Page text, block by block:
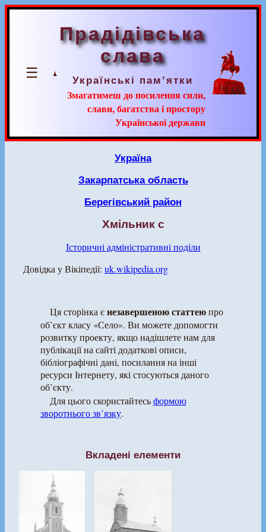
☰
Прадідівська
слава
Українські пам’ятки
Змагатимеш до посилення сили,
слави, багатства і простору
Української держави
Україна
Закарпатська область
Берегівський район
Хмільник с
Історичні адміністративні поділи
Довідка у Вікіпедії: uk.wikipedia.org
Ця сторінка єнезавершеною статтеюпро
об’єкт класу «Село». Ви можете допомогти
розвитку проекту, якщо надішлете нам для
публікації на сайті додаткові описи,
бібліографічні дані, посилання на інші
ресурси Інтернету, які стосуються даного
об’єкту.
Для цього скористайтесьформою
зворотнього зв’язку.
Вкладені елементи